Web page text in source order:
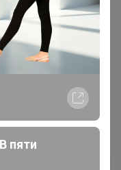
согласен
правилами
закупок
персональных
пяти